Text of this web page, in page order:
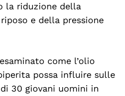
la riduzione della
e della pressione
come l’olio
possa influire sulle
30 giovani uomini in